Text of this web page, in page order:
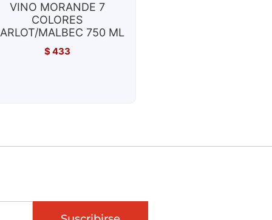
VINO MORANDE 7
COLORES
MALBEC 750 ML
$433